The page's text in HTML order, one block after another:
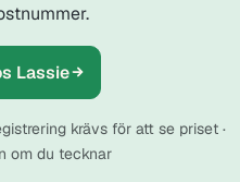
Lassie
krävs för att se priset ·
om du tecknar